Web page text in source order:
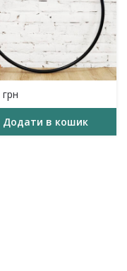
грн
Додати в кошик